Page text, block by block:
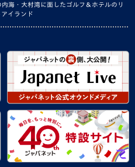
内海・大村湾に面したゴルフ＆ホテルのリ
アイランド